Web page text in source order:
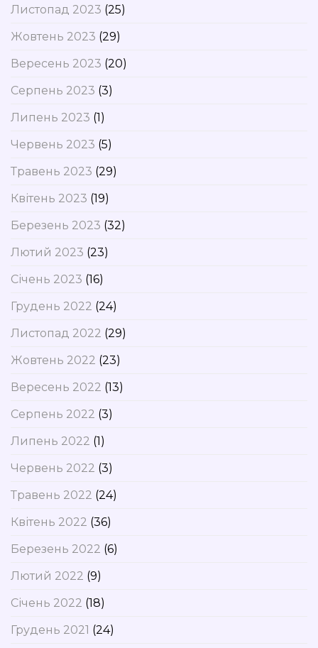
Листопад 2023 (25)
Жовтень 2023 (29)
Вересень 2023 (20)
Серпень 2023 (3)
Липень 2023 (1)
Червень 2023 (5)
Травень 2023 (29)
Квітень 2023 (19)
Березень 2023 (32)
Лютий 2023 (23)
Січень 2023 (16)
Грудень 2022 (24)
Листопад 2022 (29)
Жовтень 2022 (23)
Вересень 2022 (13)
Серпень 2022 (3)
Липень 2022 (1)
Червень 2022 (3)
Травень 2022 (24)
Квітень 2022 (36)
Березень 2022 (6)
Лютий 2022 (9)
Січень 2022 (18)
Грудень 2021 (24)